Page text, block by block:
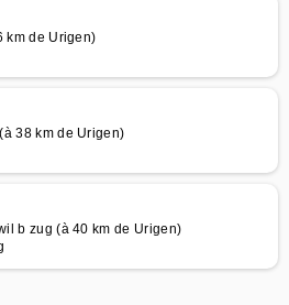
km de Urigen)
38 km de Urigen)
b zug (à 40 km de Urigen)